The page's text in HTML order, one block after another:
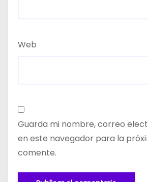
Web
Guarda mi nombre, correo
en este navegador para la
comente.